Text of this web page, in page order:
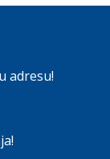
adresu!